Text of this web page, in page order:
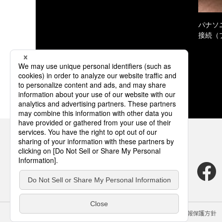
パナソ
接続（
サイトのご利用にあたって クッキーポリシー 個人情報保護方針